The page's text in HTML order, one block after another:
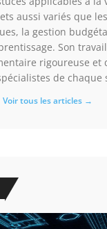
aussi variés que
la gestion
Son
rigoureuse et
de chaque
Voir tous les articles →